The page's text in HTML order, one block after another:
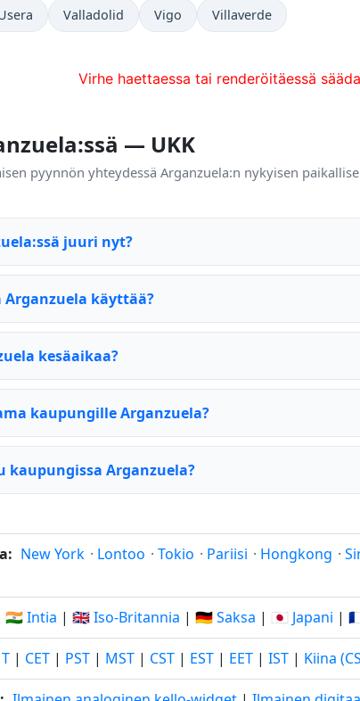
Valladolid Vigo Villaverde
Virhe haettaessa tai renderöitäessä
— UKK
pyynnön yhteydessä Arganzuela:n nykyisen
juuri nyt?
käyttää?
kesäaikaa?
kaupungille Arganzuela?
Arganzuela?
New York · Lontoo · Tokio · Pariisi · Hongkong ·
🇮🇳 Intia | 🇬🇧 Iso-Britannia | 🇩🇪 Saksa | 🇯🇵 Japani |
| CET | PST | MST | CST | EST | EET | IST | Kiina